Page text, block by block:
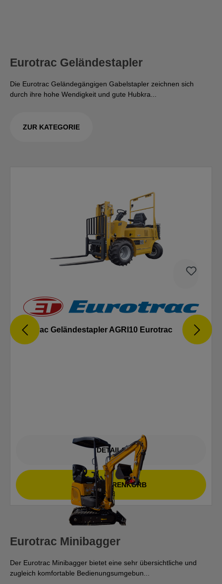
Eurotrac Geländestapler
Die Eurotrac Geländegängigen Gabelstapler zeichnen sich
durch ihre hohe Wendigkeit und gute Hubkra...
ZUR KATEGORIE
Eurotrac Geländestapler AGRI10 Eurotrac
DETAILS
IN DEN WARENKORB
Eurotrac Minibagger
Der Eurotrac Minibagger bietet eine sehr übersichtliche und
zugleich komfortable Bedienungsumgebun...